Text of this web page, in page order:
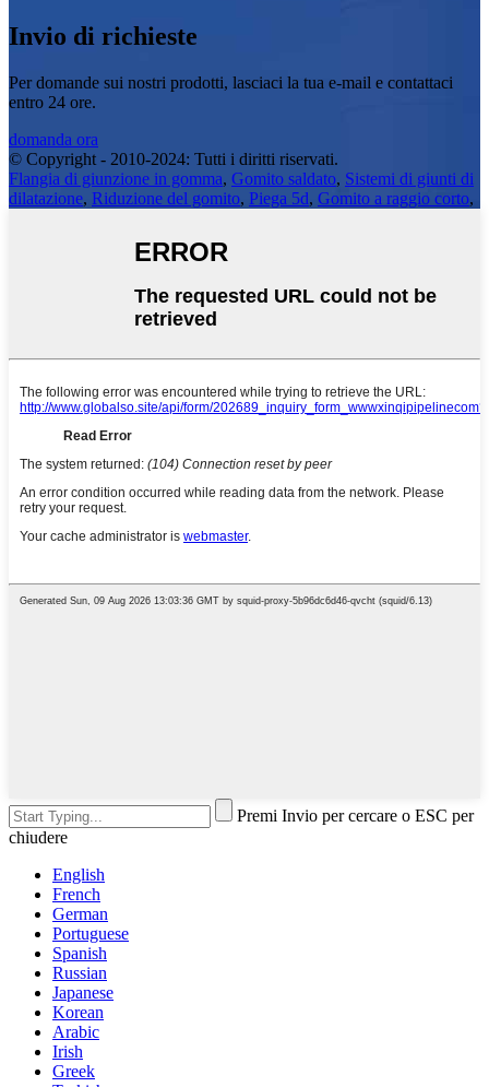
Invio di richieste
Per domande sui nostri prodotti, lasciaci la tua e-mail e contattaci
entro 24 ore.
domanda ora
© Copyright - 2010-2024: Tutti i diritti riservati.
Flangia di giunzione in gomma, Gomito saldato, Sistemi di giunti di
dilatazione, Riduzione del gomito, Piega 5d, Gomito a raggio corto,
Premi Invio per cercare o ESC per
chiudere
English
French
German
Portuguese
Spanish
Russian
Japanese
Korean
Arabic
Irish
Greek